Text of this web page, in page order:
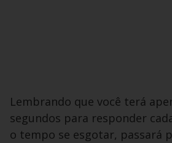
Lembrando que você terá
segundos para responder
o tempo se esgotar, passará